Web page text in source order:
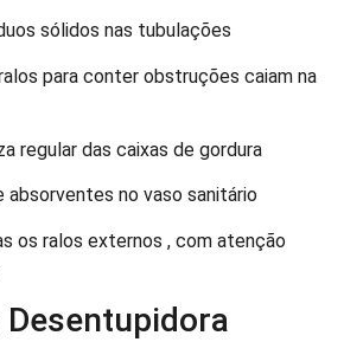
sólidos nas tubulações
para conter obstruções caiam na
regular das caixas de gordura
absorventes no vaso sanitário
os ralos externos , com atenção
Desentupidora